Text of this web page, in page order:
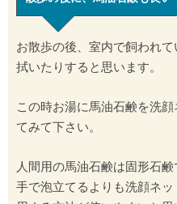
お散歩の後、室内で飼われ
拭いたりすると思います。
この時お湯に馬油石鹸を洗
てみて下さい。
人間用の馬油石鹸は固形石鹸
手で泡立てるよりも洗顔ネ